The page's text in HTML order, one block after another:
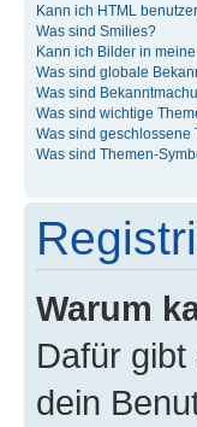
Kann ich HTML
Was sind Smilies?
Kann ich Bilder in
Was sind globale
Was sind
Was sind wichtige
Was sind geschlossene
Was sind Themen-
Warum
Dafür
dein